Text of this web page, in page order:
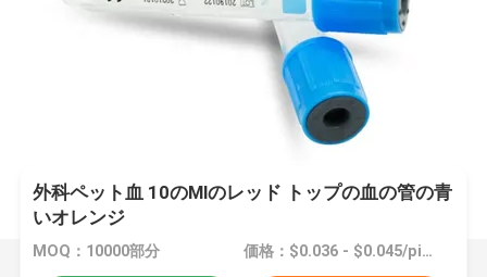
外科ペット血 10のMlのレッド トップの血の管の青
いオレンジ
MOQ：10000部分 価格：$0.036 - $0.045/pieces